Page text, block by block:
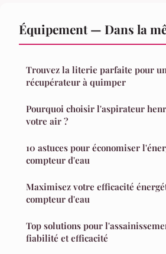
Équipement — Dans la
Trouvez la literie parfaite pour
récupérateur à quimper
Pourquoi choisir l'aspirateur
votre air ?
10 astuces pour économiser
compteur d'eau
Maximisez votre efficacité
compteur d'eau
Top solutions pour
fiabilité et efficacité